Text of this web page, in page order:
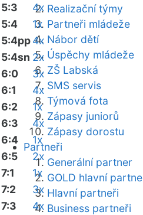
Realizační týmy
Partneři mládeže
Nábor dětí
Úspěchy mládeže
ZŠ Labská
SMS servis
Týmová fota
Zápasy juniorů
Zápasy dorostu
Partneři
Generální partner
GOLD hlavní
Hlavní partneři
Business partneři
5:3
4x
5:4
1x
5:4pp4x
5:4sn 2x
6:0
3x
6:1
4x
6:2
1x
6:3
4x
6:4
1x
6:5
2x
7:1
1x
7:2
3x
7:3
4x